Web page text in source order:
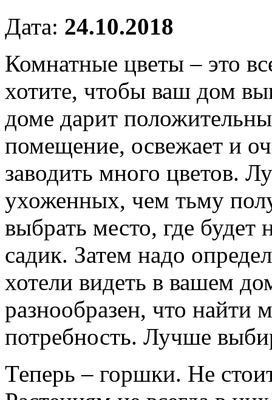
Дата: 24.10.2018
Комнатные цветы – это
хотите, чтобы ваш дом
доме дарит
помещение, освежает и
заводить много цветов.
ухоженных, чем тьму
выбрать место, где
садик. Затем надо
хотели видеть в вашем
разнообразен, что
потребность. Лучше
Теперь – горшки. Не